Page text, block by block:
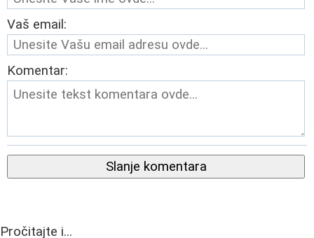
Vaš email:
Komentar:
Slanje komentara
Pročitajte i...